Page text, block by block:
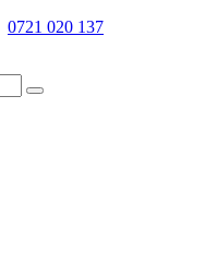
0721 020 137